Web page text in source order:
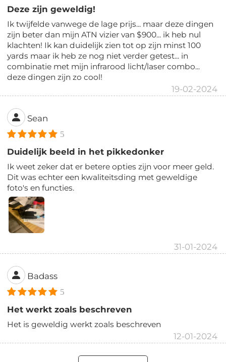
Deze zijn geweldig!
Ik twijfelde vanwege de lage prijs... maar deze dingen
zijn beter dan mijn ATN vizier van $900... ik heb nul
klachten! Ik kan duidelijk zien tot op zijn minst 100
yards maar ik heb ze nog niet verder getest... in
combinatie met mijn infrarood licht/laser combo...
deze dingen zijn zo cool!
19-02-2024
Sean
5
Duidelijk beeld in het pikkedonker
Ik weet zeker dat er betere opties zijn voor meer geld.
Dit was echter een kwaliteitsding met geweldige
foto's en functies.
31-01-2024
Badass
5
Het werkt zoals beschreven
Het is geweldig werkt zoals beschreven
12-01-2024